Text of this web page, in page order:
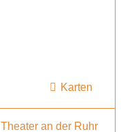
Karten
Theater an der Ruhr